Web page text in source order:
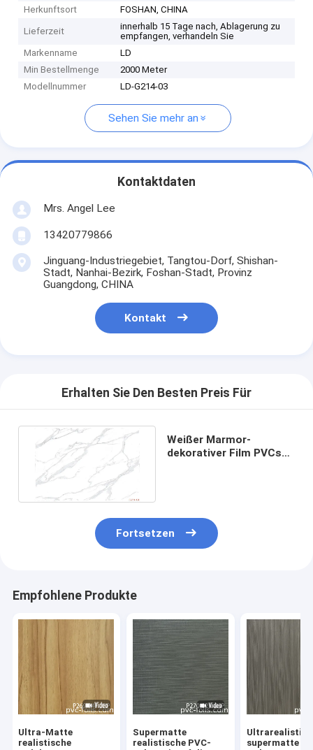
Herkunftsort
FOSHAN, CHINA
Lieferzeit
innerhalb 15 Tage nach, Ablagerung zu
empfangen, verhandeln Sie
Markenname
LD
Min Bestellmenge
2000 Meter
Modellnummer
LD-G214-03
Sehen Sie mehr an
Kontaktdaten
Mrs. Angel Lee
13420779866
Jinguang-Industriegebiet, Tangtou-Dorf, Shishan-
Stadt, Nanhai-Bezirk, Foshan-Stadt, Provinz
Guangdong, CHINA
Kontakt
Erhalten Sie Den Besten Preis Für
Weißer Marmor-
dekorativer Film PVCs
Fortsetzen
Empfohlene Produkte
Ultra-Matte
realistische
Supermatte
realistische PVC-
supermatte